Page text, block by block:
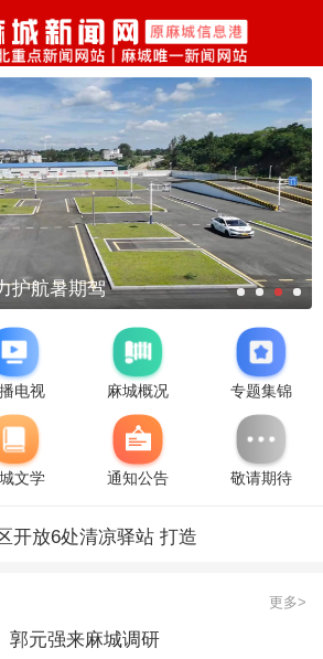
航暑期驾
电视 麻城概况 专题集锦
文学 通知公告 敬请期待
开放6处清凉驿站 打造
！直冲40℃，黄冈高温预
更多>
郭元强来麻城调研